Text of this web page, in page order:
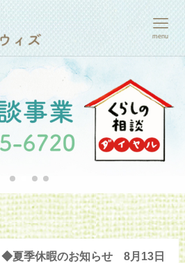
menu
◆夏季休暇のお知らせ 8月13日